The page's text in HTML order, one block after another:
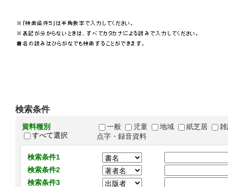
検索条件
資料種別
すべて選択
一般 児童 地域 紙芝居
点字・録音資料
検索条件1
検索条件2
検索条件3